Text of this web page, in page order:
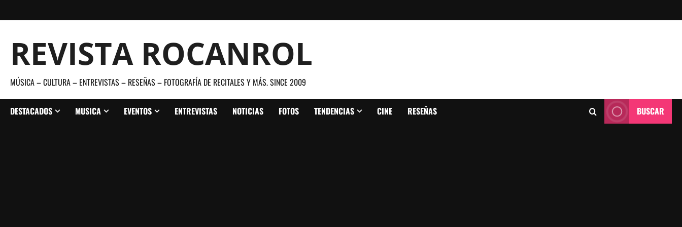
al
REVISTA ROCANROL
MÚSICA – CULTURA – ENTREVISTAS – RESEÑAS – FOTOGRAFÍA DE RECITALES Y MÁS. SINCE 2009
DESTACADOS MUSICA EVENTOS ENTREVISTAS NOTICIAS FOTOS TENDENCIAS CINE RESEÑAS BUSCAR